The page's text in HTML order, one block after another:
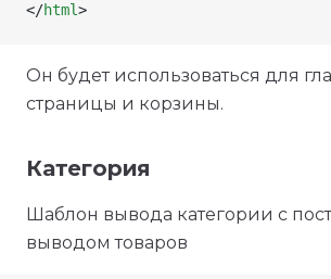
</html>
Он будет использоваться для
страницы и корзины.
Категория
Шаблон вывода категории с
выводом товаров